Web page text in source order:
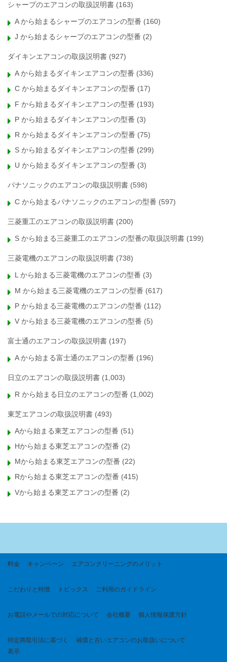
シャープのエアコンの取扱説明書 (163)
A から始まるシャープのエアコンの型番 (160)
J から始まるシャープのエアコンの型番 (2)
ダイキンエアコンの取扱説明書 (927)
A から始まるダイキンエアコンの型番 (336)
C から始まるダイキンエアコンの型番 (17)
F から始まるダイキンエアコンの型番 (193)
P から始まるダイキンエアコンの型番 (3)
R から始まるダイキンエアコンの型番 (75)
S から始まるダイキンエアコンの型番 (299)
U から始まるダイキンエアコンの型番 (3)
パナソニックのエアコンの取扱説明書 (598)
C から始まるパナソニックのエアコンの型番 (597)
三菱重工のエアコンの取扱説明書 (200)
S から始まる三菱重工のエアコンの型番の取扱説明書 (199)
三菱電機のエアコンの取扱説明書 (738)
L から始まる三菱電機のエアコンの型番 (3)
M から始まる三菱電機のエアコンの型番 (617)
P から始まる三菱電機のエアコンの型番 (112)
V から始まる三菱電機のエアコンの型番 (5)
富士通のエアコンの取扱説明書 (197)
A から始まる富士通のエアコンの型番 (196)
日立のエアコンの取扱説明書 (1,003)
R から始まる日立のエアコンの型番 (1,002)
東芝エアコンの取扱説明書 (493)
Aから始まる東芝エアコンの型番 (51)
Hから始まる東芝エアコンの型番 (2)
Mから始まる東芝エアコンの型番 (22)
Rから始まる東芝エアコンの型番 (415)
Vから始まる東芝エアコンの型番 (2)
料金 キャンペーン エアコンクリーニングのメリット
こだわりと特徴 トピックス ご利用のガイドライン
お電話やメールでの対応について 会社概要 個人情報保護方針
特定商取引法に基づく
表示
補償と古いエアコンのお取扱いについて